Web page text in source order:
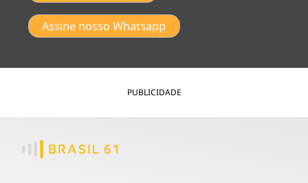
Assine nosso Whatsapp
PUBLICIDADE